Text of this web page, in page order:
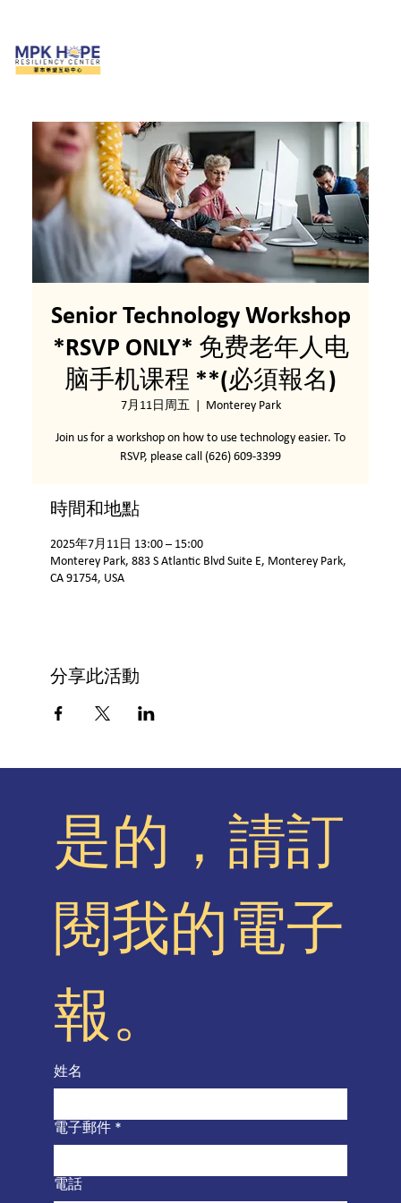
Senior Technology Workshop
*RSVP ONLY* 免费老年人电
脑手机课程 **(必須報名)
7月11日周五
  |
Monterey Park
Join us for a workshop on how to use technology easier. To
RSVP, please call (626) 609-3399
時間和地點
2025年7月11日 13:00 – 15:00
Monterey Park, 883 S Atlantic Blvd Suite E, Monterey Park,
CA 91754, USA
分享此活動
是的，請訂
閱我的電子
報。
姓名
電子郵件 *
電話